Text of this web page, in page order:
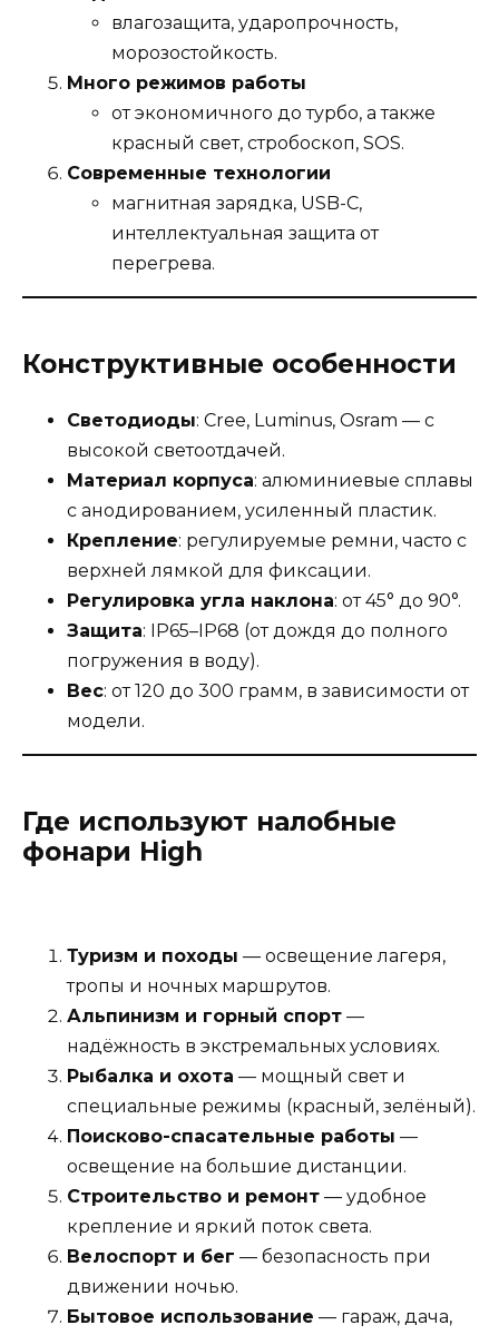
влагозащита, ударопрочность,
морозостойкость.
Много режимов работы
от экономичного до турбо, а также
красный свет, стробоскоп, SOS.
Современные технологии
магнитная зарядка, USB-C,
интеллектуальная защита от
перегрева.
Конструктивные особенности
Светодиоды: Cree, Luminus, Osram — с
высокой светоотдачей.
Материал корпуса: алюминиевые сплавы
с анодированием, усиленный пластик.
Крепление: регулируемые ремни, часто с
верхней лямкой для фиксации.
Регулировка угла наклона: от 45° до 90°.
Защита: IP65–IP68 (от дождя до полного
погружения в воду).
Вес: от 120 до 300 грамм, в зависимости от
модели.
Где используют налобные
фонари High
Туризм и походы — освещение лагеря,
тропы и ночных маршрутов.
Альпинизм и горный спорт —
надёжность в экстремальных условиях.
Рыбалка и охота — мощный свет и
специальные режимы (красный, зелёный).
Поисково-спасательные работы —
освещение на большие дистанции.
Строительство и ремонт — удобное
крепление и яркий поток света.
Велоспорт и бег — безопасность при
движении ночью.
Бытовое использование — гараж, дача,